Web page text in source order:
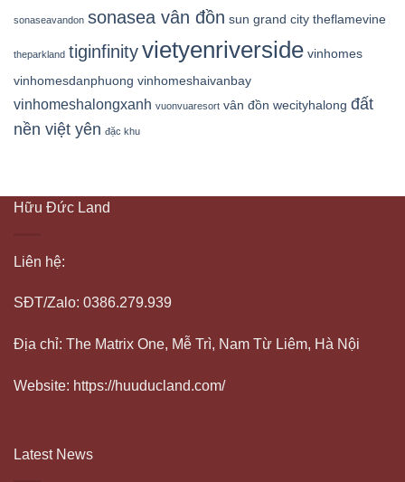
sonaseavandon sonasea vân đồn sun grand city theflamevine
theparkland tiginfinityvietyenriverside vinhomes
vinhomesdanphuong vinhomeshaivanbay
vinhomeshalongxanh vuonvuaresort vân đồn wecityhalong đất
nền việt yên đặc khu
Hữu Đức Land
Liên hệ:
SĐT/Zalo: 0386.279.939
Địa chỉ: The Matrix One, Mễ Trì, Nam Từ Liêm, Hà Nội
Website: https://huuducland.com/
Latest News